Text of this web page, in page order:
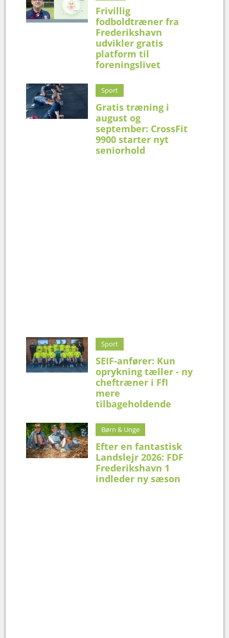
Frivillig
fodboldtræner fra
Frederikshavn
udvikler gratis
platform til
foreningslivet
Sport
Gratis træning i
august og
september: CrossFit
9900 starter nyt
seniorhold
Sport
SEIF-anfører: Kun
oprykning tæller - ny
cheftræner i FfI
mere
tilbageholdende
Børn & Unge
Efter en fantastisk
Landslejr 2026: FDF
Frederikshavn 1
indleder ny sæson